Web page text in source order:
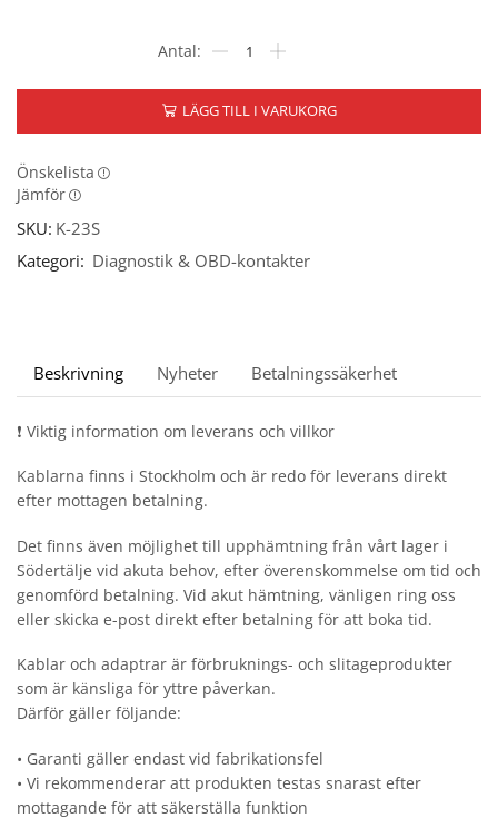
LÄGG TILL I VARUKORG
Önskelista
Jämför
SKU: K-23S
Kategori: Diagnostik & OBD-kontakter
Beskrivning Nyheter Betalningssäkerhet
❗ Viktig information om leverans och villkor
Kablarna finns i Stockholm och är redo för leverans direkt
efter mottagen betalning.
Det finns även möjlighet till upphämtning från vårt lager i
Södertälje vid akuta behov, efter överenskommelse om tid och
genomförd betalning. Vid akut hämtning, vänligen ring oss
eller skicka e-post direkt efter betalning för att boka tid.
Kablar och adaptrar är förbruknings- och slitageprodukter
som är känsliga för yttre påverkan.
Därför gäller följande:
• Garanti gäller endast vid fabrikationsfel
• Vi rekommenderar att produkten testas snarast efter
mottagande för att säkerställa funktion